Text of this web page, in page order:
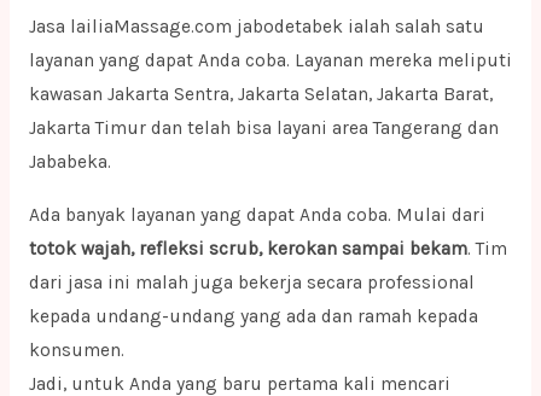
Jasa lailiaMassage.com jabodetabek ialah salah satu
layanan yang dapat Anda coba. Layanan mereka meliputi
kawasan Jakarta Sentra, Jakarta Selatan, Jakarta Barat,
Jakarta Timur dan telah bisa layani area Tangerang dan
Jababeka.
Ada banyak layanan yang dapat Anda coba. Mulai dari
totok wajah, refleksi scrub, kerokan sampai bekam. Tim
dari jasa ini malah juga bekerja secara professional
kepada undang-undang yang ada dan ramah kepada
konsumen.
Jadi, untuk Anda yang baru pertama kali mencari